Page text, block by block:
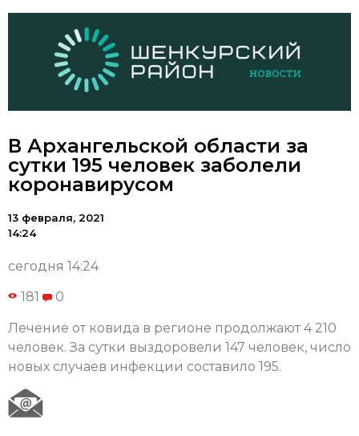
В Архангельской области за
сутки 195 человек заболели
коронавирусом
13 февраля, 2021
14:24
сегодня 14:24
181 0
Лечение от ковида в регионе продолжают 4 210
человек. За сутки выздоровели 147 человек, число
новых случаев инфекции составило 195.